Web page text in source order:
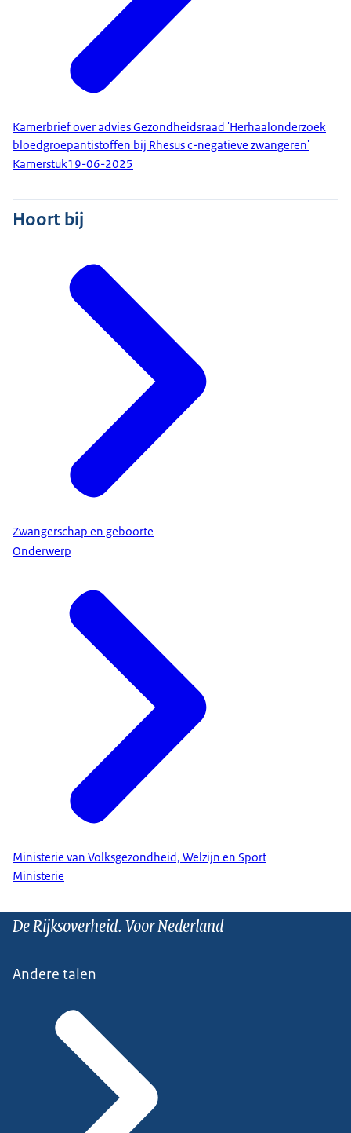
Kamerbrief over advies Gezondheidsraad 'Herhaalonderzoek
bloedgroepantistoffen bij Rhesus c-negatieve zwangeren'
Kamerstuk19-06-2025
Hoort bij
Zwangerschap en geboorte
Onderwerp
Ministerie van Volksgezondheid, Welzijn en Sport
Ministerie
De Rijksoverheid. Voor Nederland
Andere talen